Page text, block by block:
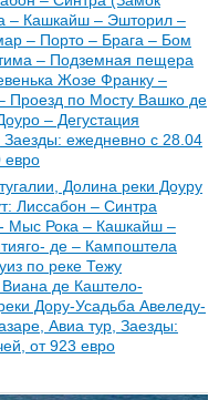
– Кашкайш – Эшторил –
– Порто – Брага – Бом
– Подземная пещера
Жозе Франку –
Проезд по Мосту Вашко де
– Дегустация
ежедневно с 28.04
евро
Долина реки Доуру
Лиссабон – Синтра
Мыс Рока – Кашкайш –
де – Кампоштела
по реке Тежу
де Каштело-
Дору-Усадьба Авеледу-
Авиа тур, Заезды:
от 923 евро